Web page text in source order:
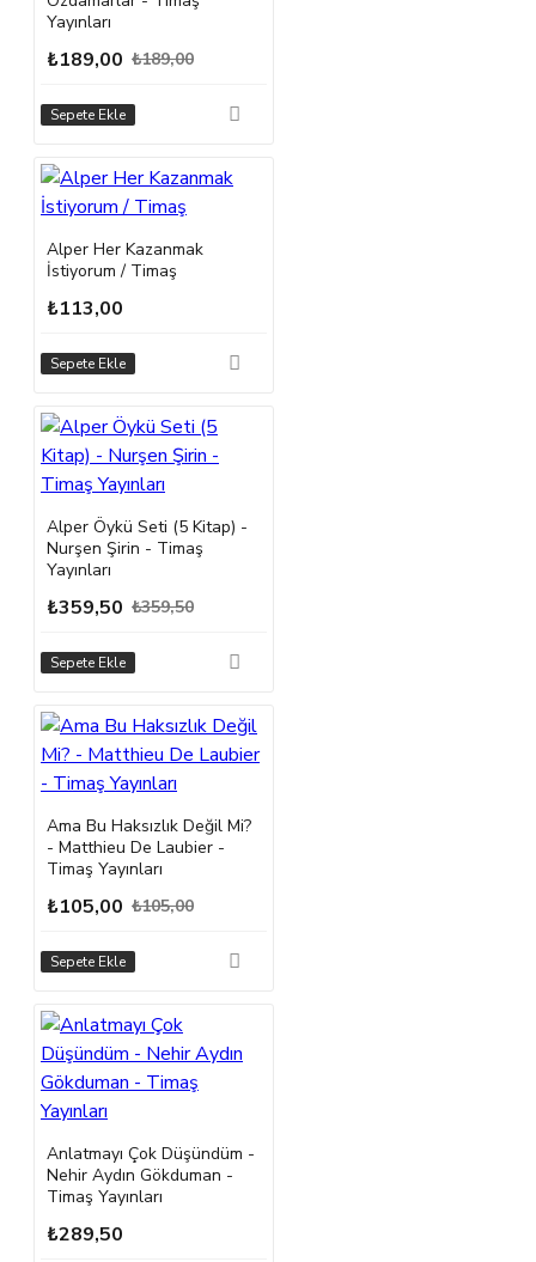
Yayınları
₺189,00 ₺189,00
Sepete Ekle
Alper Her Kazanmak
İstiyorum / Timaş
₺113,00
Sepete Ekle
Alper Öykü Seti (5 Kitap) -
Nurşen Şirin - Timaş
Yayınları
₺359,50 ₺359,50
Sepete Ekle
Ama Bu Haksızlık Değil Mi?
- Matthieu De Laubier -
Timaş Yayınları
₺105,00 ₺105,00
Sepete Ekle
Anlatmayı Çok Düşündüm -
Nehir Aydın Gökduman -
Timaş Yayınları
₺289,50